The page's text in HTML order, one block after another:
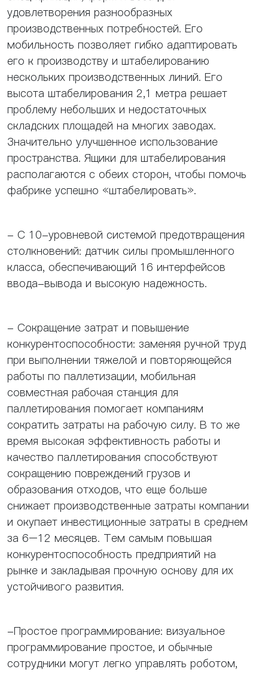
удовлетворения разнообразных
производственных потребностей. Его
мобильность позволяет гибко адаптировать
его к производству и штабелированию
нескольких производственных линий. Его
высота штабелирования 2,1 метра решает
проблему небольших и недостаточных
складских площадей на многих заводах.
Значительно улучшенное использование
пространства. Ящики для штабелирования
располагаются с обеих сторон, чтобы помочь
фабрике успешно «штабелировать».
- С 10-уровневой системой предотвращения
столкновений: датчик силы промышленного
класса, обеспечивающий 16 интерфейсов
ввода-вывода и высокую надежность.
- Сокращение затрат и повышение
конкурентоспособности: заменяя ручной труд
при выполнении тяжелой и повторяющейся
работы по паллетизации, мобильная
совместная рабочая станция для
паллетирования помогает компаниям
сократить затраты на рабочую силу. В то же
время высокая эффективность работы и
качество паллетирования способствуют
сокращению повреждений грузов и
образования отходов, что еще больше
снижает производственные затраты компании
и окупает инвестиционные затраты в среднем
за 6–12 месяцев. Тем самым повышая
конкурентоспособность предприятий на
рынке и закладывая прочную основу для их
устойчивого развития.
-Простое программирование: визуальное
программирование простое, и обычные
сотрудники могут легко управлять роботом,